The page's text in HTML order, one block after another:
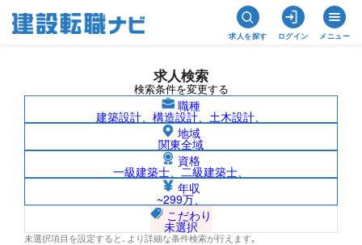
求人を探す ログイン メニュー
求人検索
検索条件を変更する
職種
建築設計、構造設計、土木設計、
地域
関東全域
資格
一級建築士、二級建築士、
年収
~299万、
こだわり
未選択
未選択項目を設定すると､より詳細な条件検索が行えます｡
千葉県/須山建設株式会社の求人検索結果
一覧